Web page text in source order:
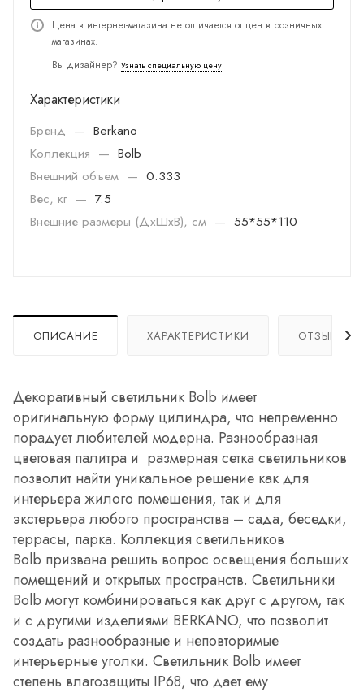
Цена в интернет-магазина не отличается от цен в розничных
магазинах.
Вы дизайнер? Узнать специальную цену
Характеристики
Бренд — Berkano
Коллекция — Bolb
Внешний объем — 0.333
Вес, кг — 7.5
Внешние размеры (ДхШхВ), см — 55*55*110
ОПИСАНИЕ ХАРАКТЕРИСТИКИ ОТЗЫВЫ
Декоративный светильник Bolb имеет
оригинальную форму цилиндра, что непременно
порадует любителей модерна. Разнообразная
цветовая палитра и размерная сетка светильников
позволит найти уникальное решение как для
интерьера жилого помещения, так и для
экстерьера любого пространства – сада, беседки,
террасы, парка. Коллекция светильников
Bolb призвана решить вопрос освещения больших
помещений и открытых пространств. Светильники
Bolb могут комбинироваться как друг с другом, так
и с другими изделиями BERKANO, что позволит
создать разнообразные и неповторимые
интерьерные уголки. Светильник Bolb имеет
степень влагозащиты IP68, что дает ему